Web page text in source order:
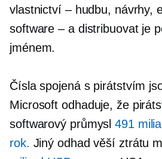
vlastnictví – hudbu, návrhy,
software – a distribuovat je
jménem.
Čísla spojená s pirátstvím
Microsoft odhaduje, že
softwarový průmysl491
rok. Jiný odhad věší ztrátu